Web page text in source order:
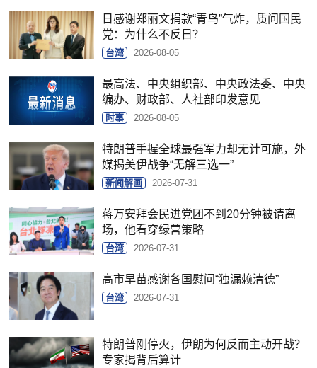
日感谢郑丽文捐款“青鸟”气炸，质问国民
党：为什么不反日？
台湾 2026-08-05
最高法、中央组织部、中央政法委、中央
编办、财政部、人社部印发意见
时事 2026-08-05
特朗普手握全球最强军力却无计可施，外
媒揭美伊战争“无解三选一”
新闻解画 2026-07-31
蒋万安拜会民进党团不到20分钟被请离
场，他看穿绿营策略
台湾 2026-07-31
高市早苗感谢各国慰问“独漏赖清德”
台湾 2026-07-31
特朗普刚停火，伊朗为何反而主动开战？
专家揭背后算计